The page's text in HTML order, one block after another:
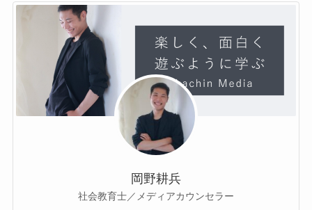
岡野耕兵
社会教育士／メディアカウンセラー